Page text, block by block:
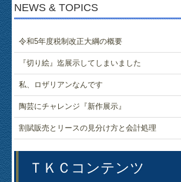
NEWS & TOPICS
令和5年度税制改正大綱の概要
『切り絵』迄展示してしまいました
私、ロザリアンなんです
陶芸にチャレンジ『新作展示』
割賦販売とリースの見分け方と会計処理
ＴＫＣコンテンツ